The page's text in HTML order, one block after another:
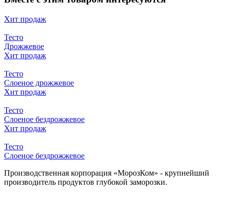
Хит продаж
Тесто
Дрожжевое
Хит продаж
Тесто
Слоеное дрожжевое
Хит продаж
Тесто
Слоеное бездрожжевое
Хит продаж
Тесто
Слоеное бездрожжевое
Производственная корпорация «МорозКом» - крупнейший
производитель продуктов глубокой заморозки.